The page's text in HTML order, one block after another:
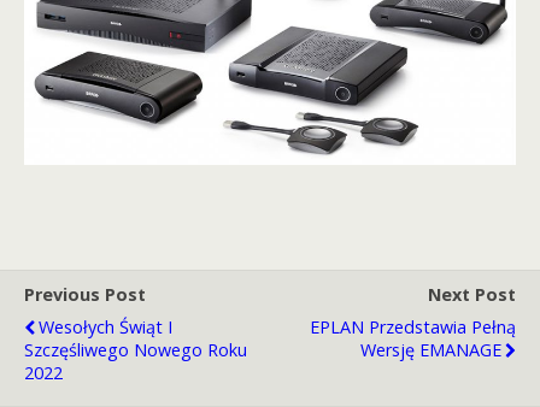
Previous Post
Wesołych Świąt I
Szczęśliwego Nowego Roku
2022
Next Post
EPLAN Przedstawia Pełną
Wersję EMANAGE